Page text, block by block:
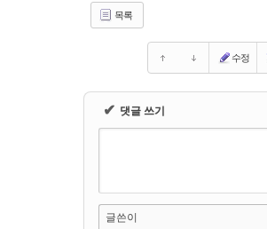
목록
수정
✔ 댓글 쓰기
글쓴이